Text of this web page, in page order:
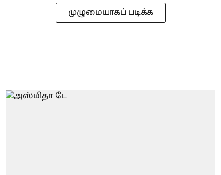
முழுமையாகப் படிக்க